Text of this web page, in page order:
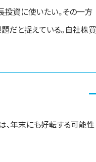
投資に使いたい。その一方
だと捉えている。自社株買
、年末にも好転する可能性